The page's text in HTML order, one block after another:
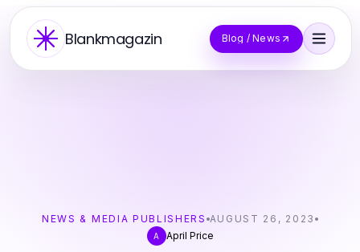
Blankmagazin Blog / News
NEWS & MEDIA PUBLISHERS AUGUST 26, 2023
A April Price